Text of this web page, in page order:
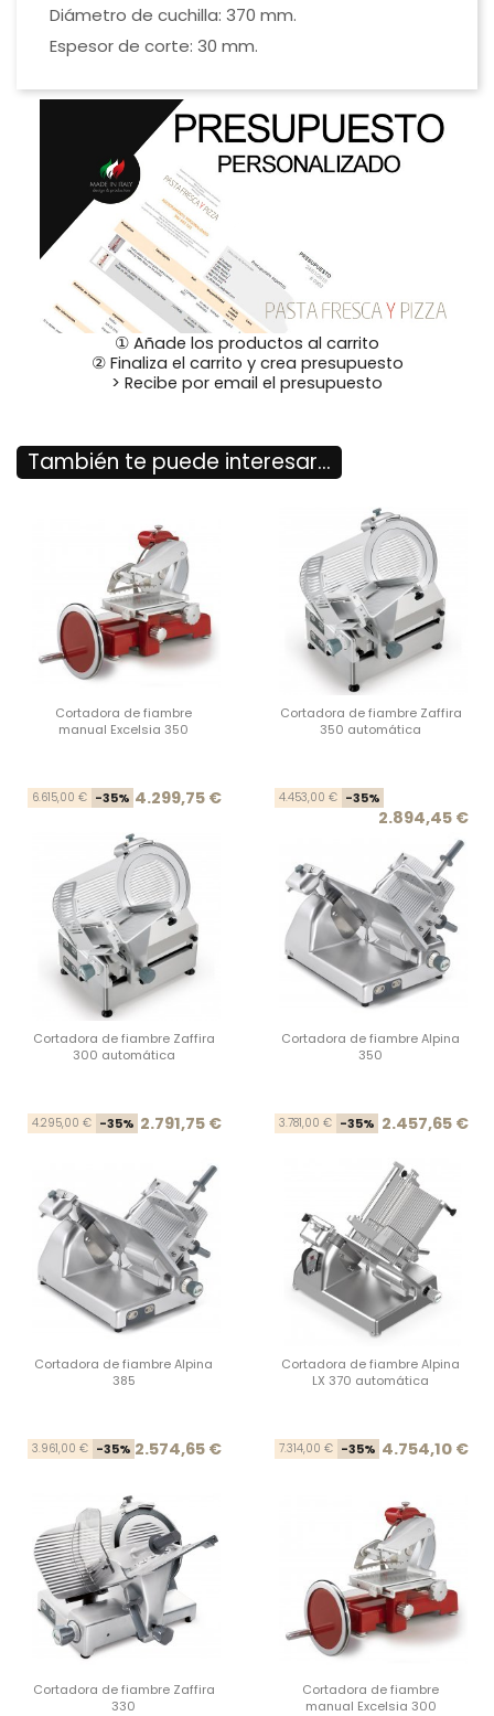
Diámetro de cuchilla: 370 mm.
Espesor de corte: 30 mm.
① Añade los productos al carrito
② Finaliza el carrito y crea presupuesto
> Recibe por email el presupuesto
También te puede interesar...
Cortadora de fiambre
manual Excelsia 350
Precio base
6.615,00 € -35% Precio
4.299,75 €
Cortadora de fiambre Zaffira
350 automática
4.453,00 € -35%
2.894,45 €
Cortadora de fiambre Zaffira
300 automática
Precio base
4.295,00 € -35% Precio
2.791,75 €
Cortadora de fiambre Alpina
350
3.781,00 € -35% 2.457,65 €
Cortadora de fiambre Alpina
385
Precio base
3.961,00 € -35% Precio
2.574,65 €
Cortadora de fiambre Alpina
LX 370 automática
7.314,00 € -35% 4.754,10 €
Cortadora de fiambre Zaffira
330
Cortadora de fiambre
manual Excelsia 300